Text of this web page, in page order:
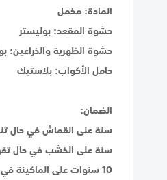
المادة: مخمل
حشوة المقعد: بوليستر
حشوة الظهرية والذراعين:
حامل الأكواب: بلاستيك
الضمان:
سنة على القماش في حال
سنة على الخشب في حال
10 سنوات على الماكينة في حال حدوث خلل فيها.